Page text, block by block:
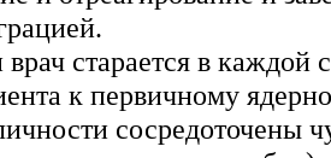
старается в каждой
к первичному
сосредоточены